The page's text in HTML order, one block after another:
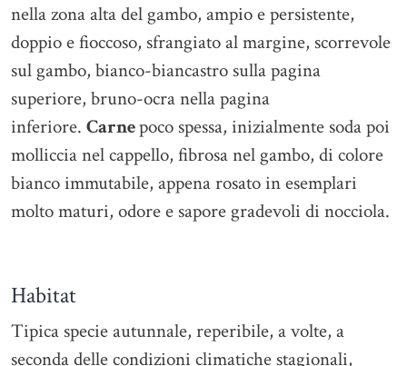
nella zona alta del gambo, ampio e persistente,
doppio e fioccoso, sfrangiato al margine, scorrevole
sul gambo, bianco-biancastro sulla pagina
superiore, bruno-ocra nella pagina
inferiore. Carnepoco spessa, inizialmente soda poi
molliccia nel cappello, fibrosa nel gambo, di colore
bianco immutabile, appena rosato in esemplari
molto maturi, odore e sapore gradevoli di nocciola.
Habitat
Tipica specie autunnale, reperibile, a volte, a
seconda delle condizioni climatiche stagionali,